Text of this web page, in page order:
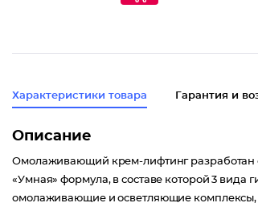
Характеристики товара Гарантия и
Описание
Омолаживающий крем-лифтинг разработан с
«Умная» формула, в составе которой 3 вида
омолаживающие и осветляющие комплексы,